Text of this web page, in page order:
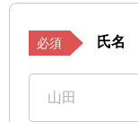
必須 氏名